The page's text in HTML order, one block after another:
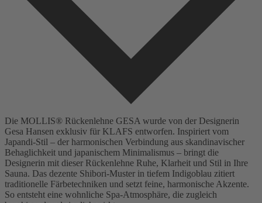
Die MOLLIS® Rückenlehne GESA wurde von der Designerin
Gesa Hansen exklusiv für KLAFS entworfen. Inspiriert vom
Japandi-Stil – der harmonischen Verbindung aus skandinavischer
Behaglichkeit und japanischem Minimalismus – bringt die
Designerin mit dieser Rückenlehne Ruhe, Klarheit und Stil in Ihre
Sauna. Das dezente Shibori-Muster in tiefem Indigoblau zitiert
traditionelle Färbetechniken und setzt feine, harmonische Akzente.
So entsteht eine wohnliche Spa-Atmosphäre, die zugleich